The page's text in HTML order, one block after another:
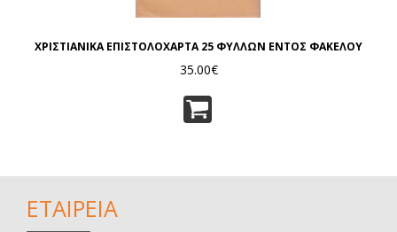
ΧΡΙΣΤΙΑΝΙΚΑ ΕΠΙΣΤΟΛΟΧΑΡΤΑ 25 ΦΥΛΛΩΝ ΕΝΤΟΣ ΦΑΚΕΛΟΥ
35.00€
ΕΤΑΙΡΕΙΑ